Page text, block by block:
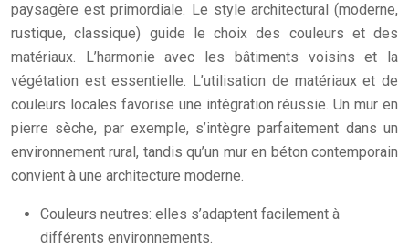
paysagère est primordiale. Le style architectural (moderne,
rustique, classique) guide le choix des couleurs et des
matériaux. L’harmonie avec les bâtiments voisins et la
végétation est essentielle. L’utilisation de matériaux et de
couleurs locales favorise une intégration réussie. Un mur en
pierre sèche, par exemple, s’intègre parfaitement dans un
environnement rural, tandis qu’un mur en béton contemporain
convient à une architecture moderne.
Couleurs neutres: elles s’adaptent facilement à
différents environnements.